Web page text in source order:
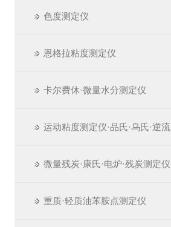
色度测定仪
恩格拉粘度测定仪
卡尔费休·微量水分测定仪
运动粘度测定仪·品氏·乌氏·逆流
微量残炭·康氏·电炉·残炭测定仪
重质·轻质油苯胺点测定仪